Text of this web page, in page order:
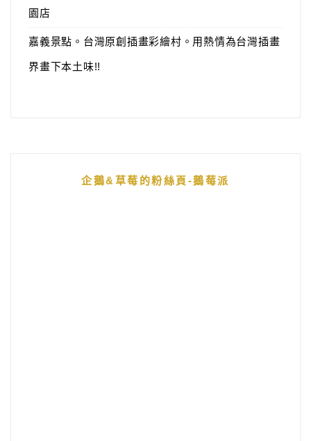
園店
嘉義景點。台灣原創插畫彩繪村。用熱情為台灣插畫
界畫下本土味!!
企鵝&草莓的粉絲頁-鵝莓派